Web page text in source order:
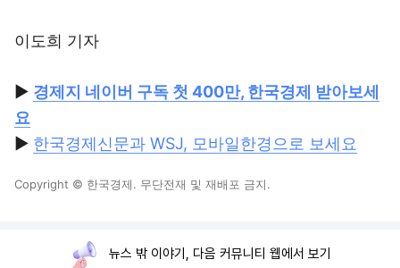
이도희 기자
▶ 경제지 네이버 구독 첫 400만, 한국경제 받아보세
요
▶ 한국경제신문과 WSJ, 모바일한경으로 보세요
Copyright © 한국경제. 무단전재 및 재배포 금지.
뉴스 밖 이야기, 다음 커뮤니티 웹에서 보기